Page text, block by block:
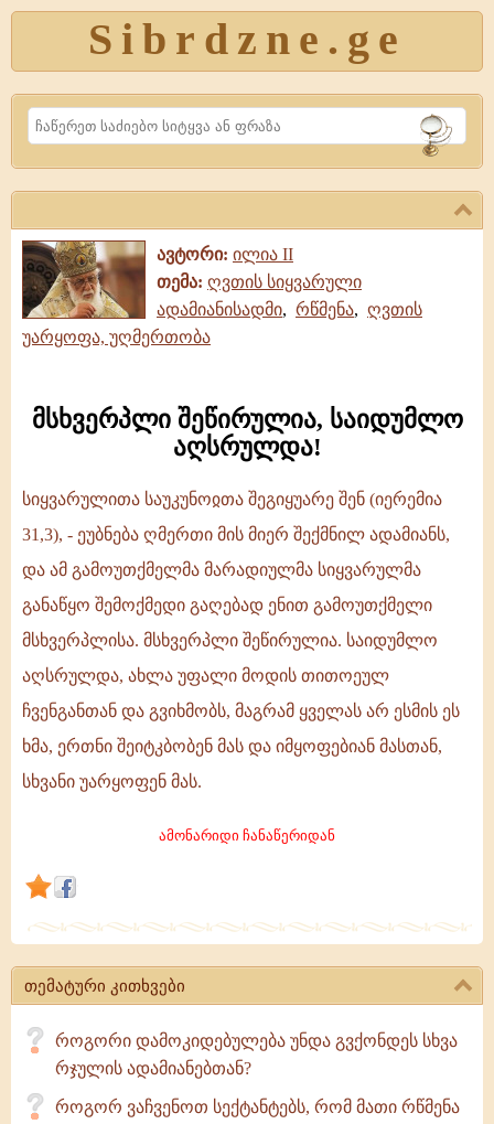
Sibrdzne.ge
Search
ავტორი: ილია II
თემა: ღვთის სიყვარული
ადამიანისადმი, რწმენა, ღვთის
უარყოფა, უღმერთობა
მსხვერპლი შეწირულია, საიდუმლო
აღსრულდა!
სიყვარულითა საუკუნოჲთა შეგიყუარე შენ (იერემია
31,3), - ეუბნება ღმერთი მის მიერ შექმნილ ადამიანს,
და ამ გამოუთქმელმა მარადიულმა სიყვარულმა
განაწყო შემოქმედი გაღებად ენით გამოუთქმელი
მსხვერპლისა. მსხვერპლი შეწირულია. საიდუმლო
აღსრულდა, ახლა უფალი მოდის თითოეულ
ჩვენგანთან და გვიხმობს, მაგრამ ყველას არ ესმის ეს
ხმა, ერთნი შეიტკბობენ მას და იმყოფებიან მასთან,
სხვანი უარყოფენ მას.
ამონარიდი ჩანაწერიდან
თემატური კითხვები
როგორი დამოკიდებულება უნდა გვქონდეს სხვა
რჯულის ადამიანებთან?
როგორ ვაჩვენოთ სექტანტებს, რომ მათი რწმენა